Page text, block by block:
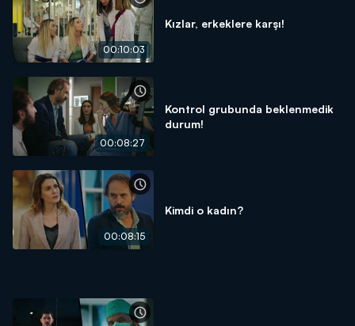
00:10:03
Kızlar, erkeklere karşı!
00:08:27
Kontrol grubunda beklenmedik
durum!
00:08:15
Kimdi o kadın?